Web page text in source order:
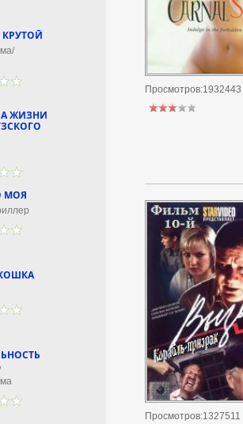
Просмотров:1932443
Просмотров:1327511
ЖИЗНИ
МОЯ